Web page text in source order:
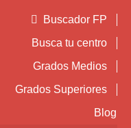
Buscador FP
Busca tu centro
Grados Medios
Grados Superiores
Blog